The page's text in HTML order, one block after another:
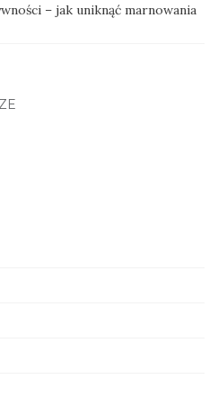
– jak uniknąć marnowania